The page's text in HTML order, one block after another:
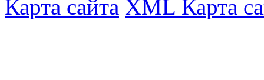
Карта сайта XML Карта